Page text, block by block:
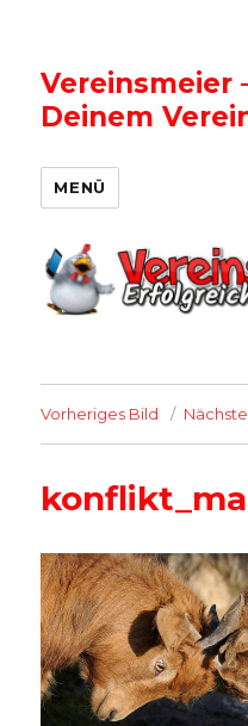
Vereinsmeier
Deinem
MENÜ
Vorheriges Bild